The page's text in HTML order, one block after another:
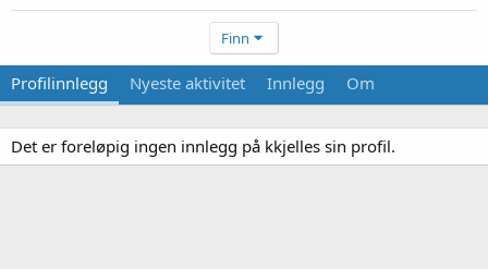
Finn
Profilinnlegg Nyeste aktivitet Innlegg Om
Det er foreløpig ingen innlegg på kkjelles sin profil.